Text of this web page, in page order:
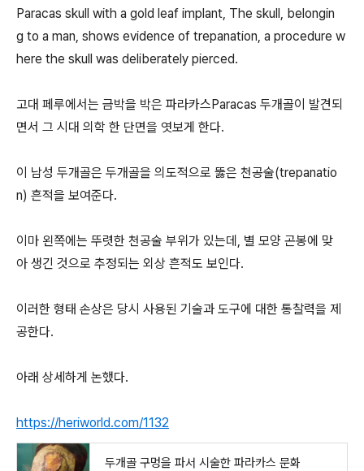
Paracas skull with a gold leaf implant, The skull, belongin
g to a man, shows evidence of trepanation, a procedure w
here the skull was deliberately pierced.
고대 페루에서는 금박을 박은 파라카스Paracas 두개골이 발견되
면서 그 시대 의학 한 단면을 엿보게 한다.
이 남성 두개골은 두개골을 의도적으로 뚫은 천공술(trepanatio
n) 흔적을 보여준다.
이마 왼쪽에는 뚜렷한 천공술 부위가 있는데, 별 모양 곤봉에 맞
아 생긴 것으로 추정되는 외상 흔적도 보인다.
이러한 형태 손상은 당시 사용된 기술과 도구에 대한 통찰력을 제
공한다.
아래 상세하게 논했다.
https://heriworld.com/1132
두개골 구멍을 파서 시술한 파라카스 문화